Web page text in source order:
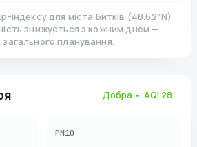
індексу для міста Битків (48.62°N)
знижується з кожним днем —
планування.
Добра • AQI 28
PM10